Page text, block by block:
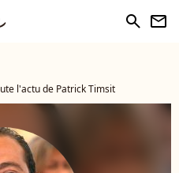
search newsletter
l'actu de Patrick Timsit